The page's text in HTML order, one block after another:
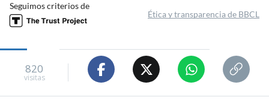
Seguimos criterios de
Ética y transparencia de BBCL
820
visitas